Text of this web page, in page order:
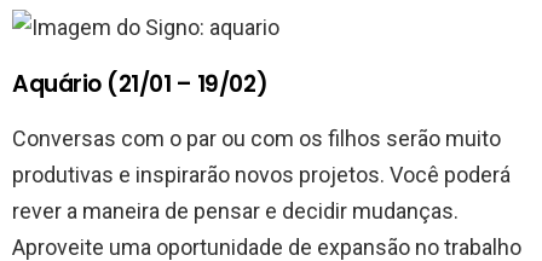
Aquário (21/01 – 19/02)
Conversas com o par ou com os filhos serão muito
produtivas e inspirarão novos projetos. Você poderá
rever a maneira de pensar e decidir mudanças.
Aproveite uma oportunidade de expansão no trabalho